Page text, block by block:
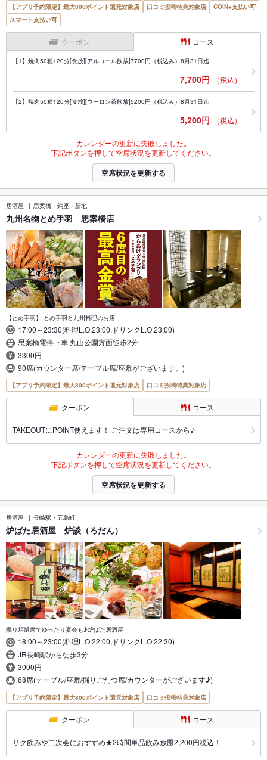
【アプリ予約限定】最大800ポイント還元対象店 口コミ投稿特典対象店
COIN+支払い可
スマート支払い可
クーポン コース
【1】焼肉50種120分[食放][アルコール飲放]7700円（税込み）8月31日迄
7,700円 （税込）
【2】焼肉50種120分[食放][ウーロン茶飲放]5200円（税込み）8月31日迄
5,200円 （税込）
カレンダーの更新に失敗しました。
下記ボタンを押して空席状況を更新してください。
空席状況を更新する
居酒屋 思案橋・銅座・新地
九州名物とめ手羽 思案橋店
【とめ手羽】 とめ手羽と九州料理のお店
17:00～23:30(料理L.O.23:00,ドリンクL.O.23:00)
思案橋電停下車 丸山公園方面徒歩2分
3300円
90席(カウンター席/テーブル席/座敷がございます。)
【アプリ予約限定】最大800ポイント還元対象店 口コミ投稿特典対象店
クーポン コース
TAKEOUTにPOINT使えます！ ご注文は専用コースから♪
カレンダーの更新に失敗しました。
下記ボタンを押して空席状況を更新してください。
空席状況を更新する
居酒屋 長崎駅・五島町
炉ばた居酒屋 炉談（ろだん）
掘り炬燵席でゆったり宴会も♪炉ばた居酒屋
18:00～23:00(料理L.O.22:00,ドリンクL.O.22:30)
JR長崎駅から徒歩3分
3000円
68席(テーブル/座敷/掘りごたつ席/カウンターがございます♪)
【アプリ予約限定】最大800ポイント還元対象店 口コミ投稿特典対象店
クーポン コース
サク飲みや二次会におすすめ★2時間単品飲み放題2,200円税込！